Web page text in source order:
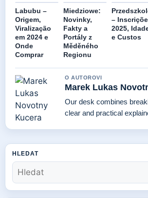
Labubu –
Origem,
Viralização
em 2024 e
Onde
Comprar
Miedziowe:
Novinky,
Fakty a
Portály z
Měděného
Regionu
–
2025,
e Custos
O AUTOROVI
Marek Lukas
Our desk combines
clear and practical
HLEDAT